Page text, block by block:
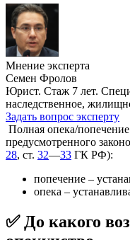
Мнение эксперта
Семен Фролов
Юрист. Стаж 7 лет.
наследственное,
Задать вопрос эксперту
Полная опека/попечение
предусмотренного
28, ст. 32—33 ГК РФ):
попечение –
опека –
✅ До какого